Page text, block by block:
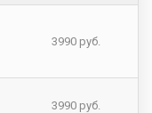
3990 руб.
3990 руб.